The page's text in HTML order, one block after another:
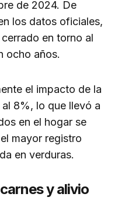
de 2024. De
los datos oficiales,
en torno al
ocho años.
el impacto de la
8%, lo que llevó a
en el hogar se
mayor registro
en verduras.
y alivio